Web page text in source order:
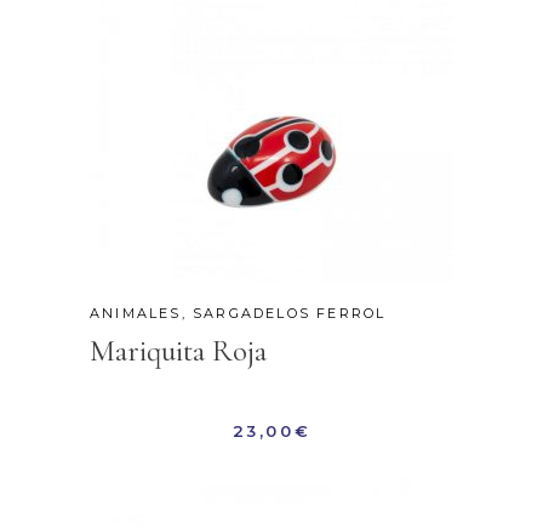
ANIMALES , SARGADELOS FERROL
Mariquita Roja
23,00€